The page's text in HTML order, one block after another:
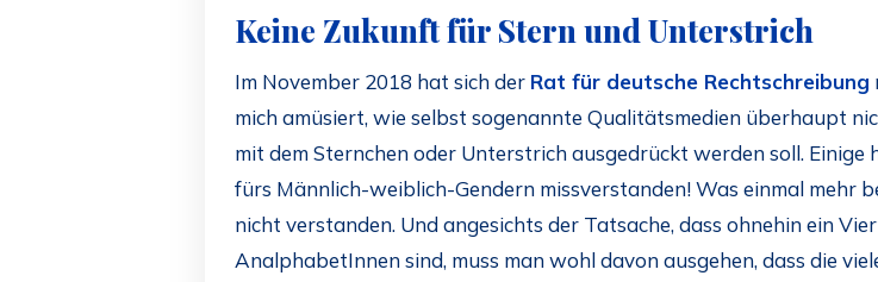
Keine Zukunft für Stern und Unterstrich
Im November 2018 hat sich der Rat für deutsche Rechtschreibung
mich amüsiert, wie selbst sogenannte Qualitätsmedien überhaupt
mit dem Sternchen oder Unterstrich ausgedrückt werden soll.
fürs Männlich-weiblich-Gendern missverstanden! Was einmal mehr
nicht verstanden. Und angesichts der Tatsache, dass ohnehin ein
AnalphabetInnen sind, muss man wohl davon ausgehen, dass die